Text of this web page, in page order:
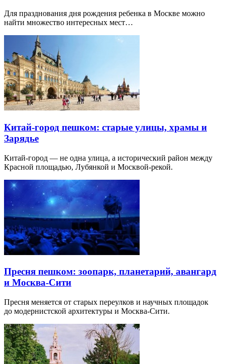
Для празднования дня рождения ребенка в Москве можно
найти множество интересных мест…
Китай-город пешком: старые улицы, храмы и
Зарядье
Китай-город — не одна улица, а исторический район между
Красной площадью, Лубянкой и Москвой-рекой.
Пресня пешком: зоопарк, планетарий, авангард
и Москва-Сити
Пресня меняется от старых переулков и научных площадок
до модернистской архитектуры и Москва-Сити.